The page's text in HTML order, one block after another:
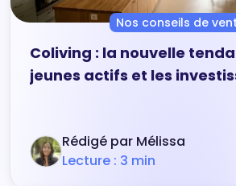
Nos conseils de
Coliving : la nouvelle
jeunes actifs et les
Rédigé par Mélissa
Lecture : 3 min